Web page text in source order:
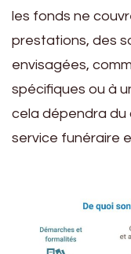
les fonds ne
prestations, des
envisagées,
spécifiques ou à
cela dépendra
service funéraire